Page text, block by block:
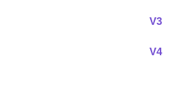
V3
V4